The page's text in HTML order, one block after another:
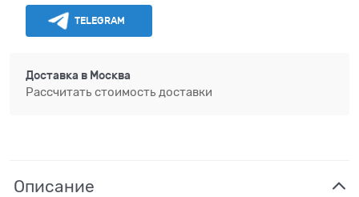
TELEGRAM
Доставка в Москва
Рассчитать стоимость доставки
Описание